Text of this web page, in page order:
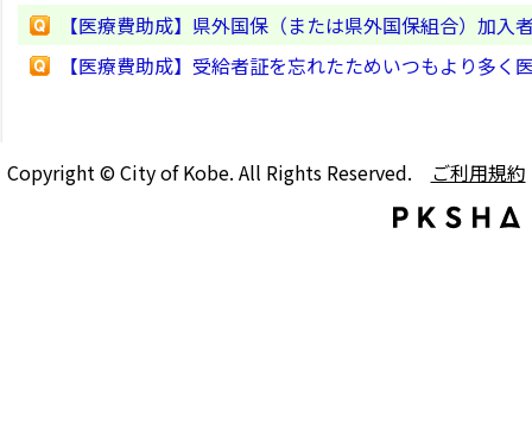
【医療費助成】県外国保（または県外国保組合）加
【医療費助成】受給者証を忘れたためいつもより多
Copyright © City of Kobe. All Rights Reserved. ご利用規約